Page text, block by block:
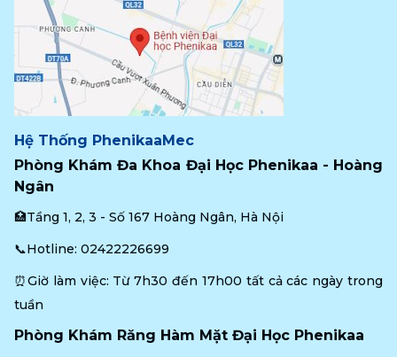
Hệ Thống PhenikaaMec
Phòng Khám Đa Khoa Đại Học Phenikaa - Hoàng
Ngân
🏥Tầng 1, 2, 3 - Số 167 Hoàng Ngân, Hà Nội
📞Hotline: 02422226699
⏰Giờ làm việc: Từ 7h30 đến 17h00 tất cả các ngày trong
tuần
Phòng Khám Răng Hàm Mặt Đại Học Phenikaa